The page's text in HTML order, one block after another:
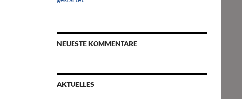
NEUESTE KOMMENTARE
AKTUELLES